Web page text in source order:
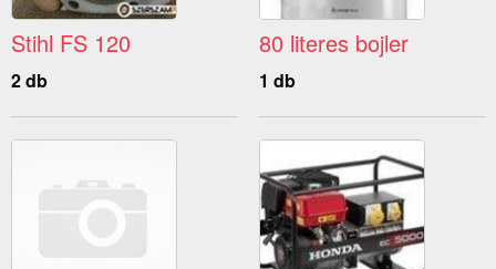
Stihl FS 120
2 db
80 literes bojler
1 db